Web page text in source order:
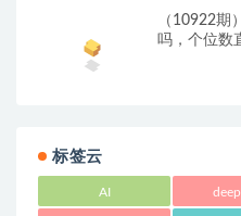
（10922期
吗，个位数
标签云
AI